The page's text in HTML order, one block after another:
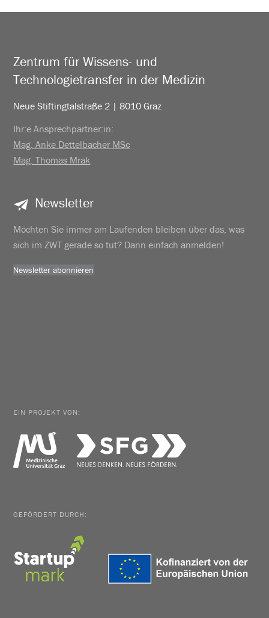
Zentrum für Wissens- und
Technologietransfer in der Medizin
Neue Stiftingtalstraße 2 | 8010 Graz
Ihr:e Ansprechpartner:in:
Mag. Anke Dettelbacher MSc
Mag. Thomas Mrak
Newsletter
Möchten Sie immer am Laufenden bleiben über das, was
sich im ZWT gerade so tut? Dann einfach anmelden!
Newsletter abonnieren
EIN PROJEKT VON:
GEFÖRDERT DURCH: